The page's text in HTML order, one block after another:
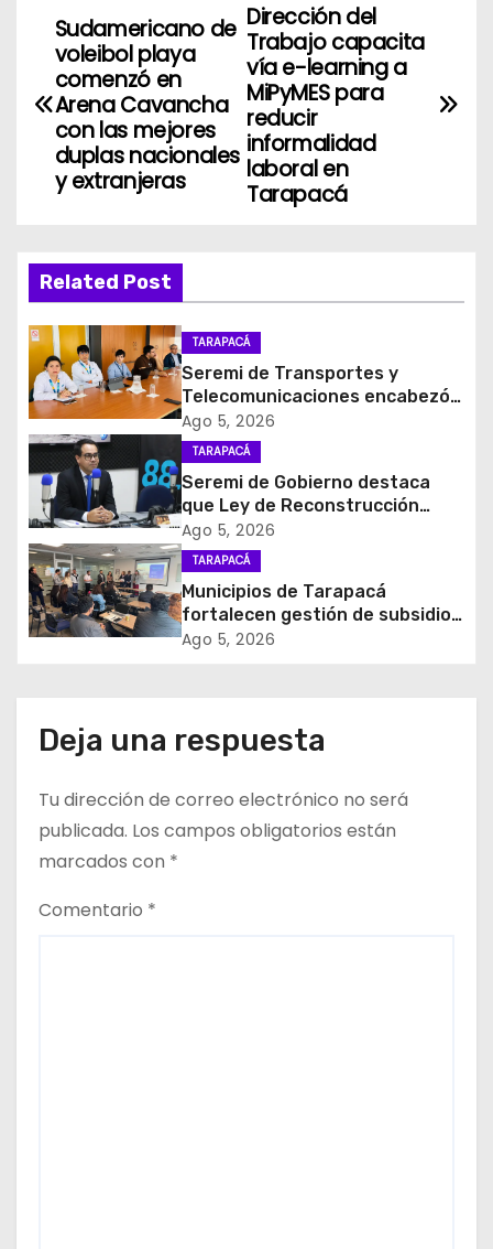
N
v
a
c
i
ó
n
d
e
e
n
r
d
a
s
Dirección del
Trabajo capacita
vía e-learning a
MiPyMES para
reducir
informalidad
laboral en
Tarapacá
Sudamericano de
voleibol playa
comenzó en
Arena Cavancha
con las mejores
duplas nacionales
y extranjeras
Related Post
TARAPACÁ
Seremi de Transportes y
Telecomunicaciones encabezó
primera mesa de coordinación
para el retiro de cables en
desuso en Iquique
Ago 5, 2026
TARAPACÁ
Seremi de Gobierno destaca
que Ley de Reconstrucción
Nacional impulsará la inversión
y el empleo en Tarapacá
Ago 5, 2026
TARAPACÁ
Municipios de Tarapacá
fortalecen gestión de subsidios
de agua potable en jornada
Ago 5, 2026
Deja una respuesta
Tu dirección de correo electrónico no será
publicada. Los campos obligatorios están
marcados con *
Comentario *